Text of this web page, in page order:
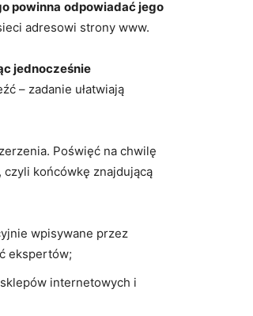
powinna odpowiadać jego
adresowi strony www.
jednocześnie
– zadanie ułatwiają
Poświęć na chwilę
, czyli końcówkę znajdującą
wpisywane przez
ekspertów;
internetowych i